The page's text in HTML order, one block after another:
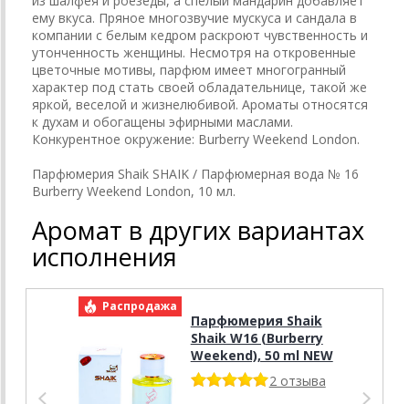
ему вкуса. Пряное многозвучие мускуса и сандала в
компании с белым кедром раскроют чувственность и
утонченность женщины. Несмотря на откровенные
цветочные мотивы, парфюм имеет многогранный
характер под стать своей обладательнице, такой же
яркой, веселой и жизнелюбивой. Ароматы относятся
к духам и обогащены эфирными маслами.
Конкурентное окружение: Burberry Weekend London.
Парфюмерия Shaik SHAIK / Парфюмерная вода № 16
Burberry Weekend London, 10 мл.
Аромат в других вариантах
исполнения
Распродажа
Парфюмерия Shaik
Shaik W16 (Burberry
Weekend), 50 ml NEW
2 отзыва